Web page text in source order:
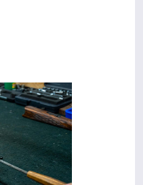
Schaftkappe